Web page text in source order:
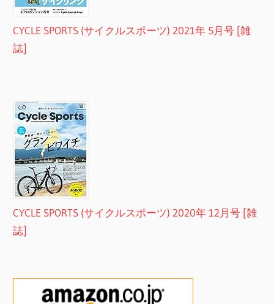
CYCLE SPORTS (サイクルスポーツ) 2021年 5月号 [雑
誌]
CYCLE SPORTS (サイクルスポーツ) 2020年 12月号 [雑
誌]